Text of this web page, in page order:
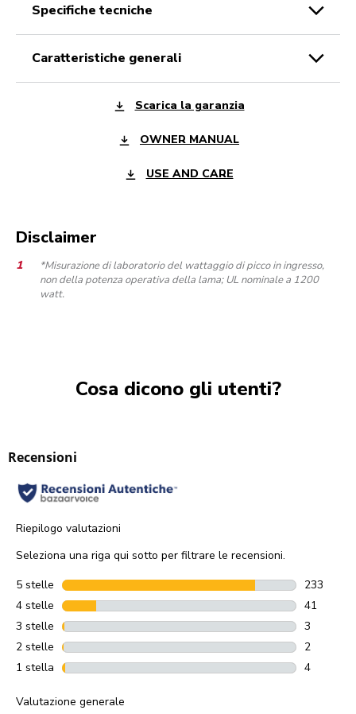
specifiche tecniche
caratteristiche generali
Scarica la garanzia
OWNER MANUAL
USE AND CARE
Disclaimer
*Misurazione di laboratorio del wattaggio di picco in ingresso,
non della potenza operativa della lama; UL nominale a 1200
watt.
Cosa dicono gli utenti?